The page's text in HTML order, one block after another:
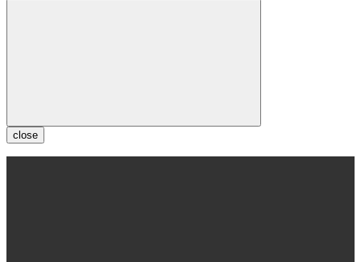
close